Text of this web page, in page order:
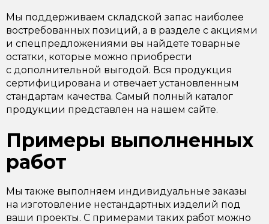
Мы поддерживаем складской запас наиболее
востребованных позиций, а в разделе с акциями
и спецпредложениями вы найдете товарные
остатки, которые можно приобрести
с дополнительной выгодой. Вся продукция
сертифицирована и отвечает установленным
стандартам качества. Самый полный каталог
продукции представлен на нашем сайте.
Примеры выполненных
работ
Мы также выполняем индивидуальные заказы
на изготовление нестандартных изделий под
ваши проекты. С примерами таких работ можно